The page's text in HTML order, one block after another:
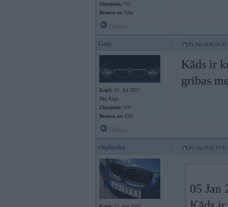
Ziņojumi: 752
Braucu ar: liftu
Gats 05. Jan 2018, 05:45
Kopš: 10. Jul 2017
No: Rīga
Ziņojumi: 310
Braucu ar: E60
Kāds ir
gribas
chaboska 05. Jan 2018, 11:41
05 Jan